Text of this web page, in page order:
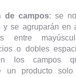
de campos: se
y se agruparán en
entre
o dobles
los campos
un producto solo